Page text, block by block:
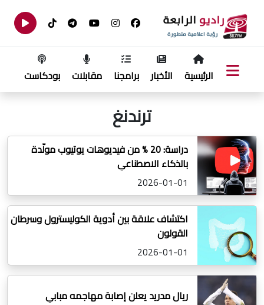
الرئيسية الأخبار برامجنا مقابلات بودكاست
ترندنغ
دراسة: 20 % من فيديوهات يوتيوب مولّدة
بالذكاء الاصطناعي
2026-01-01
اكتشاف علاقة بين أدوية الكوليسترول وسرطان
القولون
2026-01-01
ريال مدريد يعلن إصابة مهاجمه مبابي